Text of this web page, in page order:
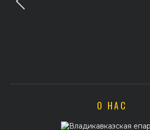
О НАС